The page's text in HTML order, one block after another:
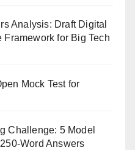
Analysis: Draft Digital
for Big Tech
Mock Test for
Challenge: 5 Model
Word Answers